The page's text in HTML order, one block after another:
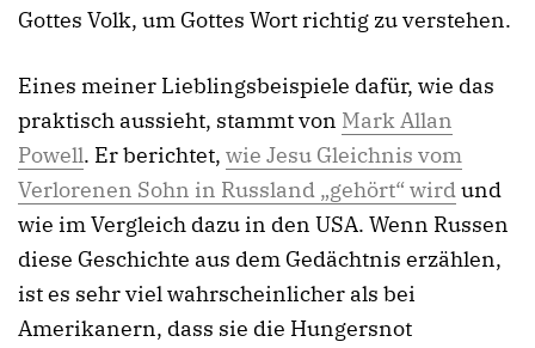
Gottes Volk, um Gottes Wort richtig zu verstehen.
Eines meiner Lieblingsbeispiele dafür, wie das
praktisch aussieht, stammt von Mark Allan
Powell. Er berichtet, wie Jesu Gleichnis vom
Verlorenen Sohn in Russland „gehört“ wirdund
wie im Vergleich dazu in den USA. Wenn Russen
diese Geschichte aus dem Gedächtnis erzählen,
ist es sehr viel wahrscheinlicher als bei
Amerikanern, dass sie die Hungersnot